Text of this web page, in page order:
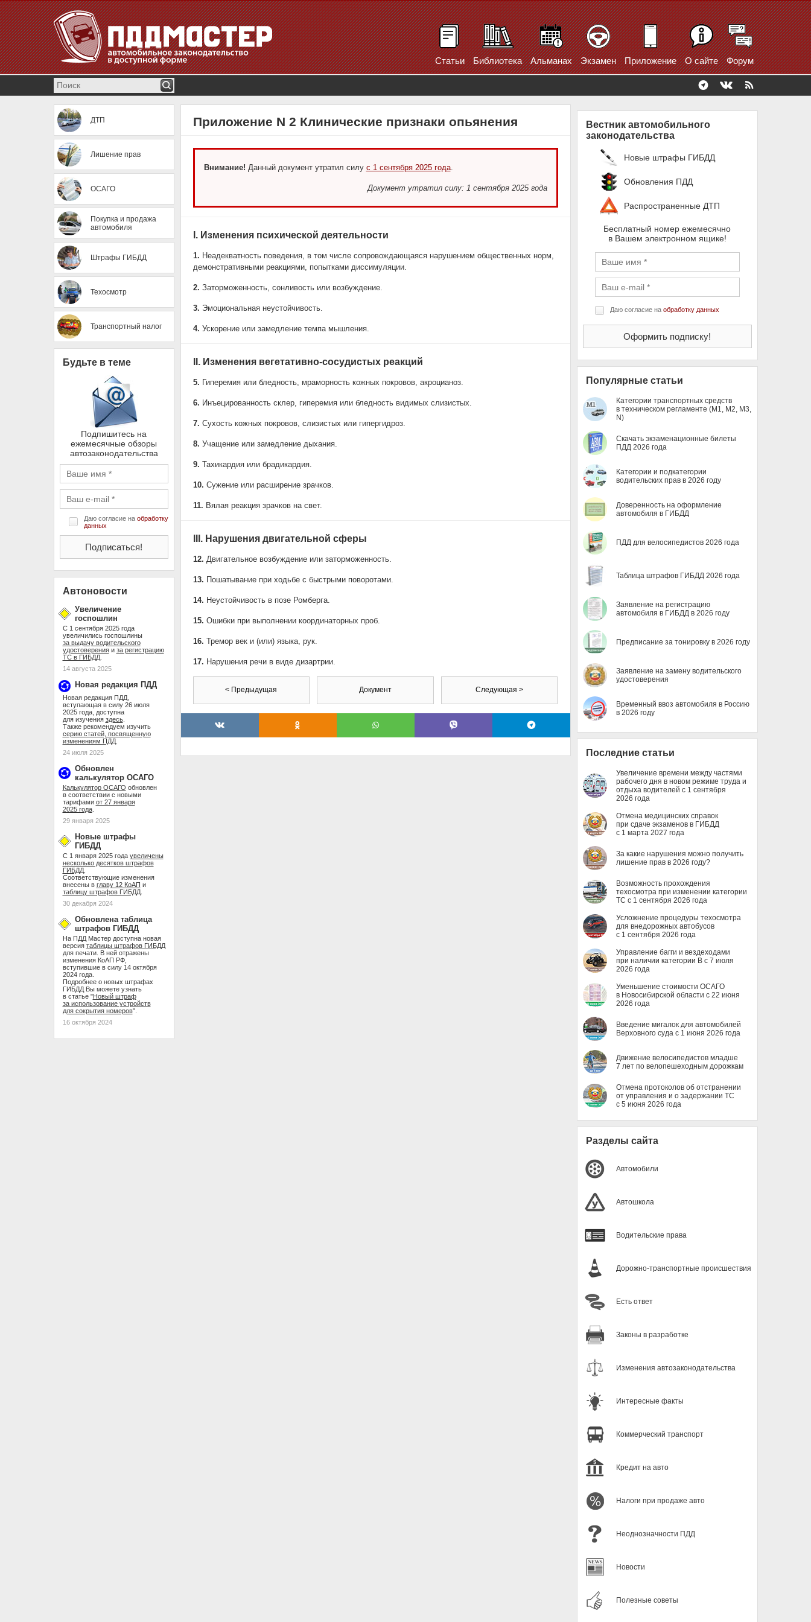
Статьи Библиотека Альманах Экзамен Приложение О сайте Форум
ДТП
Лишение прав
ОСАГО
Покупка и продажа
автомобиля
Штрафы ГИБДД
Техосмотр
Транспортный налог
Будьте в теме
Подпишитесь на
ежемесячные обзоры
автозаконодательства
Даю согласие на обработку
данных
Автоновости
Увеличение
госпошлин
С 1 сентября 2025 года
увеличились госпошлины
за выдачу водительского
удостоверенияи за регистрацию
ТС в ГИБДД.
14 августа 2025
Новая редакция ПДД
Новая редакция ПДД,
вступающая в силу 26 июля
2025 года, доступна
для изучения здесь.
Также рекомендуем изучить
серию статей, посвященную
изменениям ПДД.
24 июля 2025
Обновлен
калькулятор ОСАГО
Калькулятор ОСАГО обновлен
в соответствии с новыми
тарифами от 27 января
2025 года.
29 января 2025
Новые штрафы
ГИБДД
С 1 января 2025 года увеличены
несколько десятков штрафов
ГИБДД.
Соответствующие изменения
внесены в главу 12 КоАП и
таблицу штрафов ГИБДД.
30 декабря 2024
Обновлена таблица
штрафов ГИБДД
На ПДД Мастер доступна новая
версия таблицы штрафов ГИБДД
для печати. В ней отражены
изменения КоАП РФ,
вступившие в силу 14 октября
2024 года.
Подробнее о новых штрафах
ГИБДД Вы можете узнать
в статье "Новый штраф
за использование устройств
для сокрытия номеров".
16 октября 2024
Приложение N 2 Клинические признаки опьянения
Внимание! Данный документ утратил силу с 1 сентября 2025 года.
Документ утратил силу: 1 сентября 2025 года
I. Изменения психической деятельности
1. Неадекватность поведения, в том числе сопровождающаяся нарушением общественных норм,
демонстративными реакциями, попытками диссимуляции.
2. Заторможенность, сонливость или возбуждение.
3. Эмоциональная неустойчивость.
4. Ускорение или замедление темпа мышления.
II. Изменения вегетативно-сосудистых реакций
5. Гиперемия или бледность, мраморность кожных покровов, акроцианоз.
6. Инъецированность склер, гиперемия или бледность видимых слизистых.
7. Сухость кожных покровов, слизистых или гипергидроз.
8. Учащение или замедление дыхания.
9. Тахикардия или брадикардия.
10. Сужение или расширение зрачков.
11. Вялая реакция зрачков на свет.
III. Нарушения двигательной сферы
12. Двигательное возбуждение или заторможенность.
13. Пошатывание при ходьбе с быстрыми поворотами.
14. Неустойчивость в позе Ромберга.
15. Ошибки при выполнении координаторных проб.
16. Тремор век и (или) языка, рук.
17. Нарушения речи в виде дизартрии.
< Предыдущая Документ Следующая >
Вестник автомобильного
законодательства
Новые штрафы ГИБДД
Обновления ПДД
Распространенные ДТП
Бесплатный номер ежемесячно
в Вашем электронном ящике!
Даю согласие на обработку данных
Популярные статьи
Категории транспортных средств
в техническом регламенте (M1, M2, M3,
N)
Скачать экзаменационные билеты
ПДД 2026 года
Категории и подкатегории
водительских прав в 2026 году
Доверенность на оформление
автомобиля в ГИБДД
ПДД для велосипедистов 2026 года
Таблица штрафов ГИБДД 2026 года
Заявление на регистрацию
автомобиля в ГИБДД в 2026 году
Предписание за тонировку в 2026 году
Заявление на замену водительского
удостоверения
Временный ввоз автомобиля в Россию
в 2026 году
Последние статьи
Увеличение времени между частями
рабочего дня в новом режиме труда и
отдыха водителей с 1 сентября
2026 года
Отмена медицинских справок
при сдаче экзаменов в ГИБДД
с 1 марта 2027 года
За какие нарушения можно получить
лишение прав в 2026 году?
Возможность прохождения
техосмотра при изменении категории
ТС с 1 сентября 2026 года
Усложнение процедуры техосмотра
для внедорожных автобусов
с 1 сентября 2026 года
Управление багги и вездеходами
при наличии категории B с 7 июля
2026 года
Уменьшение стоимости ОСАГО
в Новосибирской области с 22 июня
2026 года
Введение мигалок для автомобилей
Верховного суда с 1 июня 2026 года
Движение велосипедистов младше
7 лет по велопешеходным дорожкам
Отмена протоколов об отстранении
от управления и о задержании ТС
с 5 июня 2026 года
Разделы сайта
Автомобили
Автошкола
Водительские права
Дорожно-транспортные происшествия
Есть ответ
Законы в разработке
Изменения автозаконодательства
Интересные факты
Коммерческий транспорт
Кредит на авто
Налоги при продаже авто
Неоднозначности ПДД
Новости
Полезные советы